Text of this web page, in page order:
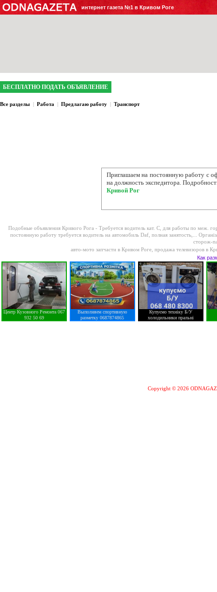
интернет газета №1 в Кривом Роге
БЕСПЛАТНО ПОДАТЬ ОБЪЯВЛЕНИЕ
Все разделы | Работа | Предлагаю работу | Транспорт
Приглашаем на постоянную работу с
на должность экспедитора.
Кривой Рог
Подобные объявления Кривого Рога -Требуется водитель кат. С, для работы по меж.
постоянную работу требуется водитель на автомобиль Daf, полная занятость,...
сторож-
авто-мото запчасти в Кривом Роге ,продажа телевизоров в
Как
Центр Кузовного Ремонта 067
932 50 69
Выполняем спортивную
разметку 0687874865
Купуємо техніку Б/У
холодильники пральні
Copyright © 2026